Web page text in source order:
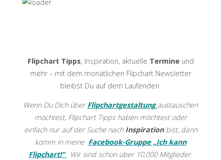
Flipchart Tipps, Inspiration, aktuelle Termineund
mehr – mit dem monatlichen Flipchart Newsletter
bleibst Du auf dem Laufenden.
Wenn Du Dich über Flipchartgestaltung austauschen
möchtest, Flipchart Tipps haben möchtestoder
einfach nur auf der Suche nach Inspirationbist, dann
komm in meine Facebook-Gruppe „Ich kann
Flipchart!“ . Wir sind schon über 10.000 Mitglieder.